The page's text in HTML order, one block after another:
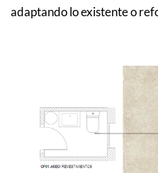
adaptando lo existente o